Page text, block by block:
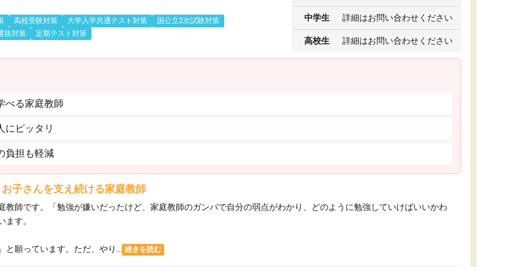
高校受験対策 大学入学共通テスト対策
国公立2次試験対策
抜対策 定期テスト対策
中学生 詳細はお問い合わせください
高校生 詳細はお問い合わせください
べる家庭教師
にピッタリ
負担も軽減
子さんを支え続ける家庭教師
師です。「勉強が嫌いだったけど、家庭教師のガンバで自分の弱点がわかり、どのように勉強していけばいいかわ
す。
願っています。ただ、やり... 続きを読む